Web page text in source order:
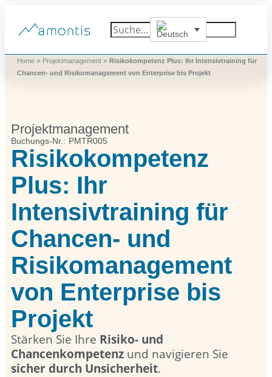
Home » Projektmanagement » Risikokompetenz Plus: Ihr Intensivtraining für
Chancen- und Risikomanagement von Enterprise bis Projekt
Projektmanagement
Buchungs-Nr.: PMTR005
Risikokompetenz
Plus: Ihr
Intensivtraining für
Chancen- und
Risikomanagement
von Enterprise bis
Projekt
Stärken Sie Ihre Risiko- und
Chancenkompetenz und navigieren Sie
sicher durch Unsicherheit.